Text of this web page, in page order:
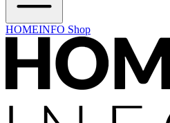
HOMEINFO Shop